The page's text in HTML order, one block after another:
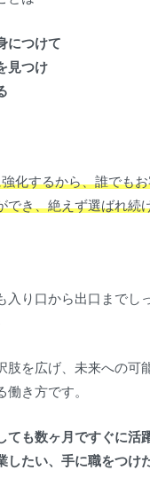
につけて
見つけ
化するから、誰でも
でき、絶えず選ばれ続
入り口から出口までし
肢を広げ、未来への可
き方です。
ても数ヶ月ですぐに活
したい、手に職をつけ